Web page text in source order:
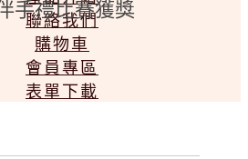
聯絡我們
購物車
會員專區
表單下載
手禮比賽獲獎